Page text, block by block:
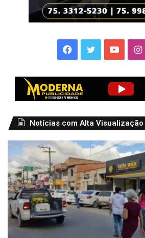
Facebook
Twitter
Notícias com Alta Visualização